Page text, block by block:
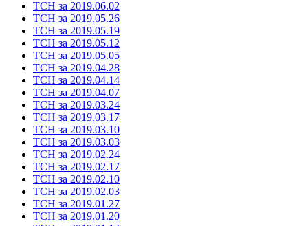
ТСН за 2019.06.02
ТСН за 2019.05.26
ТСН за 2019.05.19
ТСН за 2019.05.12
ТСН за 2019.05.05
ТСН за 2019.04.28
ТСН за 2019.04.14
ТСН за 2019.04.07
ТСН за 2019.03.24
ТСН за 2019.03.17
ТСН за 2019.03.10
ТСН за 2019.03.03
ТСН за 2019.02.24
ТСН за 2019.02.17
ТСН за 2019.02.10
ТСН за 2019.02.03
ТСН за 2019.01.27
ТСН за 2019.01.20